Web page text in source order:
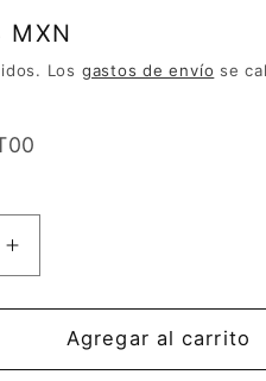
MXN
Los gastos de envío se
Aumentar
cantidad
para
Gel
Agregar al carrito